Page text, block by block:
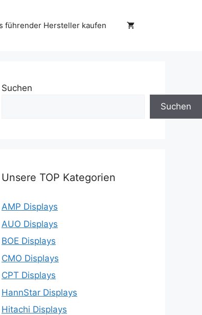
führender Hersteller kaufen
Suchen
Suchen
Unsere TOP Kategorien
AMP Displays
AUO Displays
BOE Displays
CMO Displays
CPT Displays
HannStar Displays
Hitachi Displays